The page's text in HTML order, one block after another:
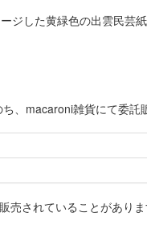
した黄緑色の出雲民芸紙
、macaroni雑貨にて委託
売されていることがあり